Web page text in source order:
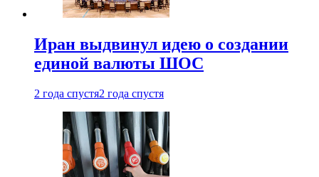
Иран выдвинул идею о создании
единой валюты ШОС
2 года спустя2 года спустя